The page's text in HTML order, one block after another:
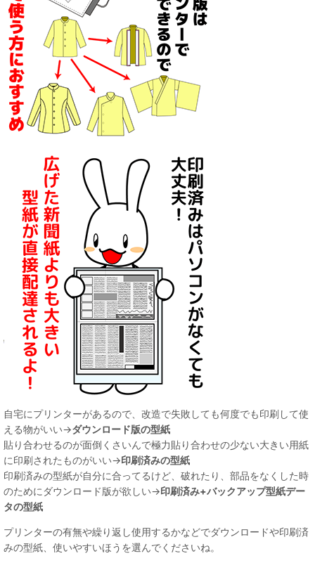
自宅にプリンターがあるので、改造で失敗しても何度でも印刷して使
える物がいい→ダウンロード版の型紙
貼り合わせるのが面倒くさいんで極力貼り合わせの少ない大きい用紙
に印刷されたものがいい→印刷済みの型紙
印刷済みの型紙が自分に合ってるけど、破れたり、部品をなくした時
のためにダウンロード版が欲しい→印刷済み+バックアップ型紙デー
タの型紙
プリンターの有無や繰り返し使用するかなどでダウンロードや印刷済
みの型紙、使いやすいほうを選んでくださいね。